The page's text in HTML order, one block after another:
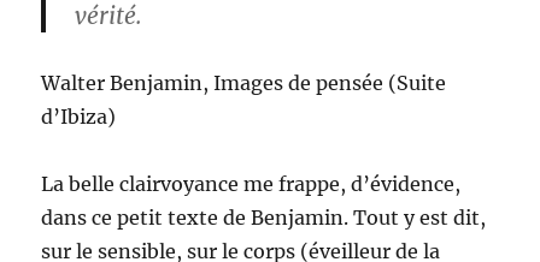
vérité.
Walter Benjamin, Images de pensée (Suite
d’Ibiza)
La belle clairvoyance me frappe, d’évidence,
dans ce petit texte de Benjamin. Tout y est dit,
sur le sensible, sur le corps (éveilleur de la